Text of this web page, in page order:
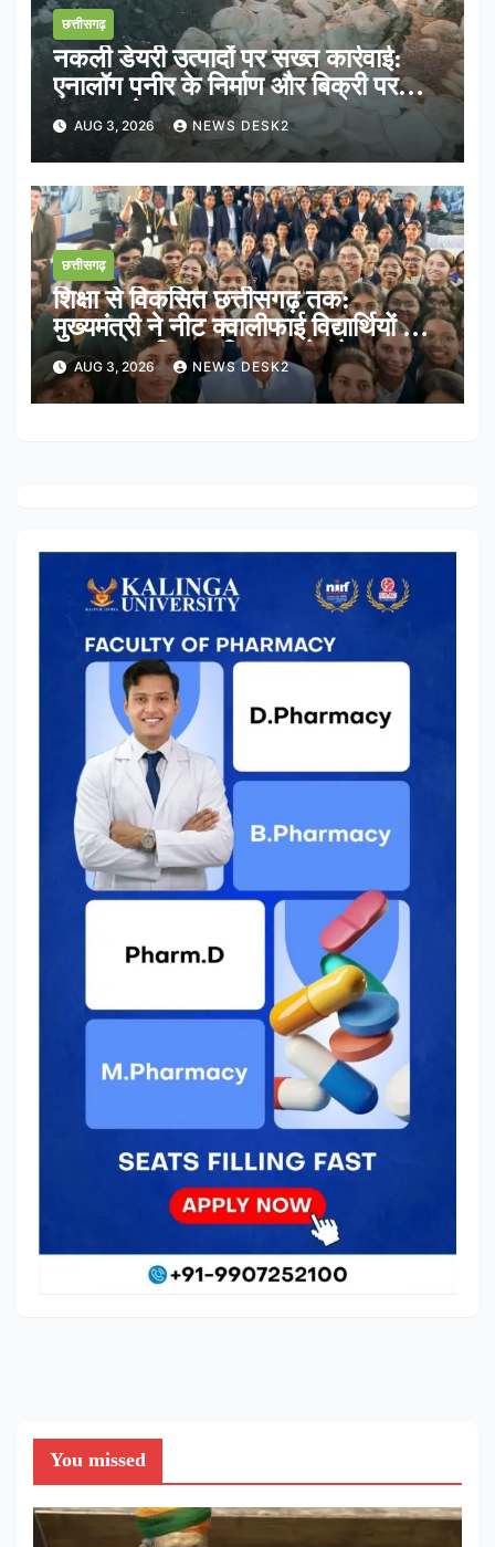
छत्तीसगढ़
नकली डेयरी उत्पादों पर सख्त कार्रवाई:
एनालॉग पनीर के निर्माण और बिक्री पर
तत्काल रोक
AUG 3, 2026 NEWS DESK2
छत्तीसगढ़
शिक्षा से विकसित छत्तीसगढ़ तक:
मुख्यमंत्री ने नीट क्वालीफाई विद्यार्थियों के
साथ साझा किया भविष्य का रोडमैप
AUG 3, 2026 NEWS DESK2
You missed